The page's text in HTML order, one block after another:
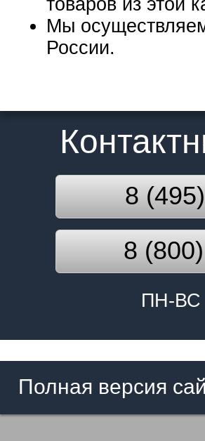
товаров из этой
Мы
России.
8
8
ПН-ВС
Полная версия